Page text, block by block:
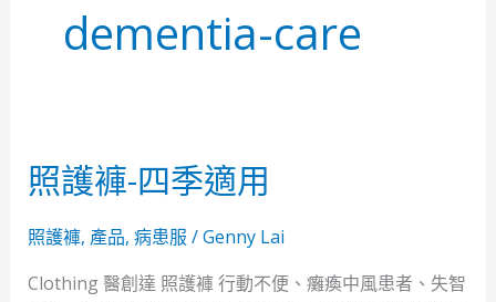
dementia-care
照護褲-四季適用
照護褲, 產品, 病患服 /Genny Lai
Clothing 醫創達 照護褲 行動不便、癱瘓中風患者、失智
照
護
褲-